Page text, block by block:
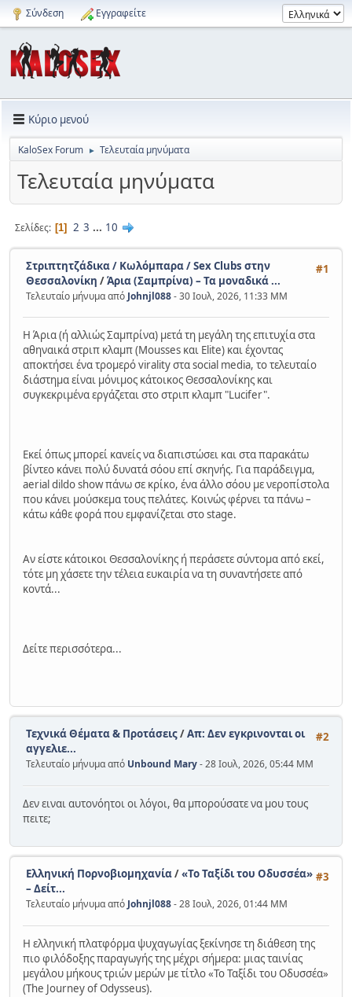
Σύνδεση Εγγραφείτε
Κύριο μενού
KaloSex Forum ► Τελευταία μηνύματα
Τελευταία μηνύματα
Σελίδες 1 2 3 ... 10
#1
Στριπτητζάδικα / Κωλόμπαρα / Sex Clubs στην
Θεσσαλονίκη /Άρια (Σαμπρίνα) – Τα μοναδικά ...
Τελευταίο μήνυμα από Johnjl088- 30 Ιουλ, 2026, 11:33 ΜΜ
Η Άρια (ή αλλιώς Σαμπρίνα) μετά τη μεγάλη της επιτυχία στα
αθηναικά στριπ κλαμπ (Mousses και Elite) και έχοντας
αποκτήσει ένα τρομερό virality στα social media, το τελευταίο
διάστημα είναι μόνιμος κάτοικος Θεσσαλονίκης και
συγκεκριμένα εργάζεται στο στριπ κλαμπ "Lucifer".
Εκεί όπως μπορεί κανείς να διαπιστώσει και στα παρακάτω
βίντεο κάνει πολύ δυνατά σόου επί σκηνής. Για παράδειγμα,
aerial dildo show πάνω σε κρίκο, ένα άλλο σόου με νεροπίστολα
που κάνει μούσκεμα τους πελάτες. Κοινώς φέρνει τα πάνω –
κάτω κάθε φορά που εμφανίζεται στο stage.
Αν είστε κάτοικοι Θεσσαλονίκης ή περάσετε σύντομα από εκεί,
τότε μη χάσετε την τέλεια ευκαιρία να τη συναντήσετε από
κοντά...
Δείτε περισσότερα...
#2
Τεχνικά Θέματα & Προτάσεις/Απ: Δεν εγκρινονται οι
αγγελιε...
Τελευταίο μήνυμα από Unbound Mary- 28 Ιουλ, 2026, 05:44 ΜΜ
Δεν ειναι αυτονόητοι οι λόγοι, θα μπορούσατε να μου τους
πειτε;
#3
Ελληνική Πορνοβιομηχανία/«Το Ταξίδι του Οδυσσέα»
– Δείτ...
Τελευταίο μήνυμα απόJohnjl088- 28 Ιουλ, 2026, 01:44 ΜΜ
Η ελληνική πλατφόρμα ψυχαγωγίας ξεκίνησε τη διάθεση της
πιο φιλόδοξης παραγωγής της μέχρι σήμερα: μιας ταινίας
μεγάλου μήκους τριών μερών με τίτλο «Το Ταξίδι του Οδυσσέα»
(The Journey of Odysseus).